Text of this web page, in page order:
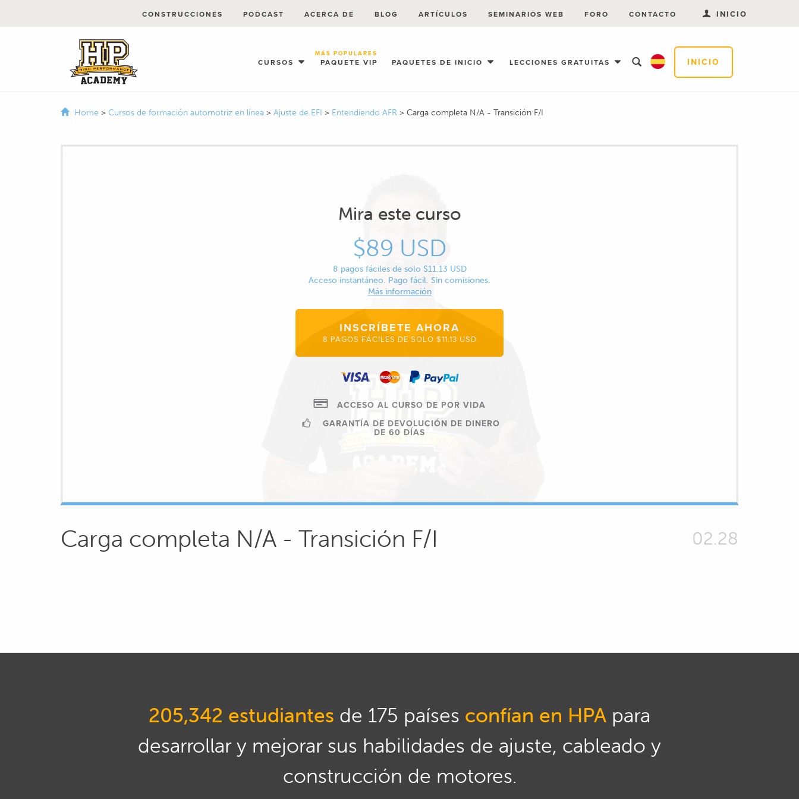
INICIO
CURSOS PAQUETE VIP
MÁS POPULARES
PAQUETES DE INICIO LECCIONES GRATUITAS
CONSTRUCCIONES PODCAST ACERCA DE BLOG ARTÍCULOS SEMINARIOS WEB FORO CONTACTO INICIO
Home > Cursos de formación automotriz en línea > Ajuste de EFI > Entendiendo AFR > Carga completa N/A - Transición F/I
Mira este curso
$89 USD
8 pagos fáciles de solo $11.13 USD
Acceso instantáneo. Pago fácil. Sin comisiones.
Más información
INSCRÍBETE AHORA
8 PAGOS FÁCILES DE SOLO $11.13 USD
ACCESO AL CURSO DE POR VIDA
GARANTÍA DE DEVOLUCIÓN DE DINERO
DE 60 DÍAS
Carga completa N/A - Transición F/I 02.28
205,342 estudiantes de 175 países confían en HPA para
desarrollar y mejorar sus habilidades de ajuste, cableado y
construcción de motores.